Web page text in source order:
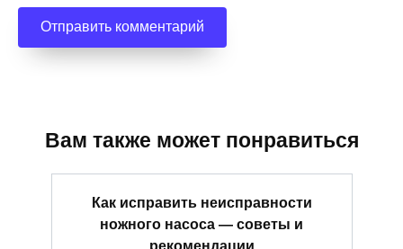
Вам также может понравиться
Как исправить неисправности
ножного насоса — советы и
рекомендации